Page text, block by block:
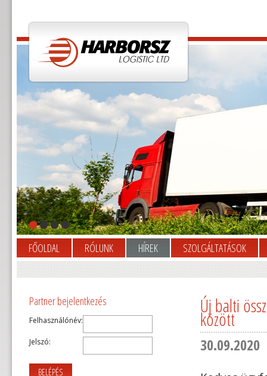
FŐOLDAL RÓLUNK HÍREK SZOLGÁLTATÁSOK
Partner bejelentkezés
Felhasználónév:
Jelszó:
BELÉPÉS
Új balti
között
30.09.2020